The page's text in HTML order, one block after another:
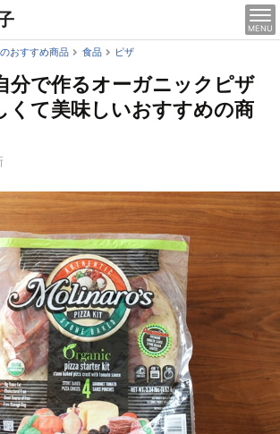
MENU
おすすめ商品 食品 ピザ
分で作るオーガニックピザ
くて美味しいおすすめの商